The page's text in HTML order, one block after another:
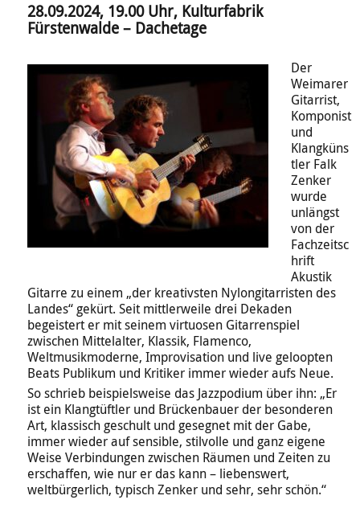
28.09.2024, 19.00 Uhr, Kulturfabrik
Fürstenwalde – Dachetage
Der
Weimarer
Gitarrist,
Komponist
und
Klangküns
tler Falk
Zenker
wurde
unlängst
von der
Fachzeitsc
hrift
Akustik
Gitarre zu einem „der kreativsten Nylongitarristen des
Landes“ gekürt. Seit mittlerweile drei Dekaden
begeistert er mit seinem virtuosen Gitarrenspiel
zwischen Mittelalter, Klassik, Flamenco,
Weltmusikmoderne, Improvisation und live geloopten
Beats Publikum und Kritiker immer wieder aufs Neue.
So schrieb beispielsweise das Jazzpodium über ihn: „Er
ist ein Klangtüftler und Brückenbauer der besonderen
Art, klassisch geschult und gesegnet mit der Gabe,
immer wieder auf sensible, stilvolle und ganz eigene
Weise Verbindungen zwischen Räumen und Zeiten zu
erschaffen, wie nur er das kann – liebenswert,
weltbürgerlich, typisch Zenker und sehr, sehr schön.“